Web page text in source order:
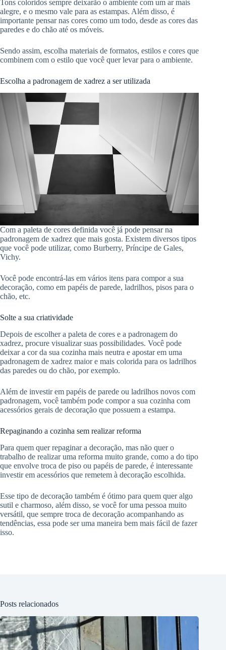
Tons coloridos sempre deixarão o ambiente com um ar mais
alegre, e o mesmo vale para as estampas. Além disso, é
importante pensar nas cores como um todo, desde as cores das
paredes e do chão até os móveis.
Sendo assim, escolha materiais de formatos, estilos e cores que
combinem com o estilo que você quer levar para o ambiente.
Escolha a padronagem de xadrez a ser utilizada
Com a paleta de cores definida você já pode pensar na
padronagem de xadrez que mais gosta. Existem diversos tipos
que você pode utilizar, como Burberry, Príncipe de Gales,
Vichy.
Você pode encontrá-las em vários itens para compor a sua
decoração, como em papéis de parede, ladrilhos, pisos para o
chão, etc.
Solte a sua criatividade
Depois de escolher a paleta de cores e a padronagem do
xadrez, procure visualizar suas possibilidades. Você pode
deixar a cor da sua cozinha mais neutra e apostar em uma
padronagem de xadrez maior e mais colorida para os ladrilhos
das paredes ou do chão, por exemplo.
Além de investir em papéis de parede ou ladrilhos novos com
padronagem, você também pode compor a sua cozinha com
acessórios gerais de decoração que possuem a estampa.
Repaginando a cozinha sem realizar reforma
Para quem quer repaginar a decoração, mas não quer o
trabalho de realizar uma reforma muito grande, como a do tipo
que envolve troca de piso ou papéis de parede, é interessante
investir em acessórios que remetem à decoração escolhida.
Esse tipo de decoração também é ótimo para quem quer algo
sutil e charmoso, além disso, se você for uma pessoa muito
versátil, que sempre troca de decoração acompanhando as
tendências, essa pode ser uma maneira bem mais fácil de fazer
isso.
Posts relacionados